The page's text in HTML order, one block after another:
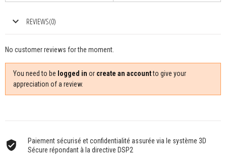
REVIEWS(0)
No customer reviews for the moment.
You need to be logged in or create an accountto give your
appreciation of a review.
Paiement sécurisé et confidentialité assurée via le système 3D
Sécure répondant à la directive DSP2